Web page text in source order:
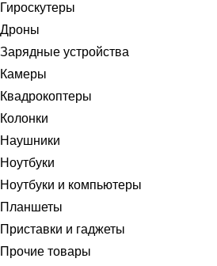
Гироскутеры
Дроны
Зарядные устройства
Камеры
Квадрокоптеры
Колонки
Наушники
Ноутбуки
Ноутбуки и компьютеры
Планшеты
Приставки и гаджеты
Прочие товары